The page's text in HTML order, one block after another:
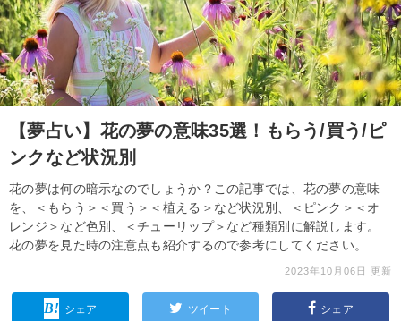
【夢占い】花の夢の意味35選！もらう/買う/ピ
ンクなど状況別
花の夢は何の暗示なのでしょうか？この記事では、花の夢の意味
を、＜もらう＞＜買う＞＜植える＞など状況別、＜ピンク＞＜オ
レンジ＞など色別、＜チューリップ＞など種類別に解説します。
花の夢を見た時の注意点も紹介するので参考にしてください。
2023年10月06日 更新
シェア ツイート シェア